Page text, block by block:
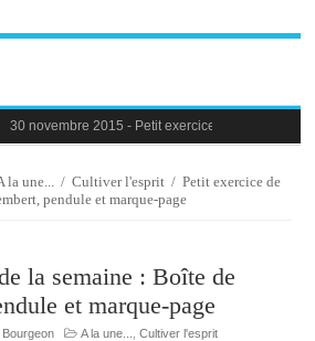
30 novembre 2015 - Petit exercice de la semaine
30 novembre 2015 -Blague au bureau #9
23 novembre 2015 -Le syndrome de l’imposteur,
la une... /Cultiver l'esprit /Petit exercice de
pendule et marque-page
la semaine : Boîte de
et marque-page
A la une... Cultiver l'esprit